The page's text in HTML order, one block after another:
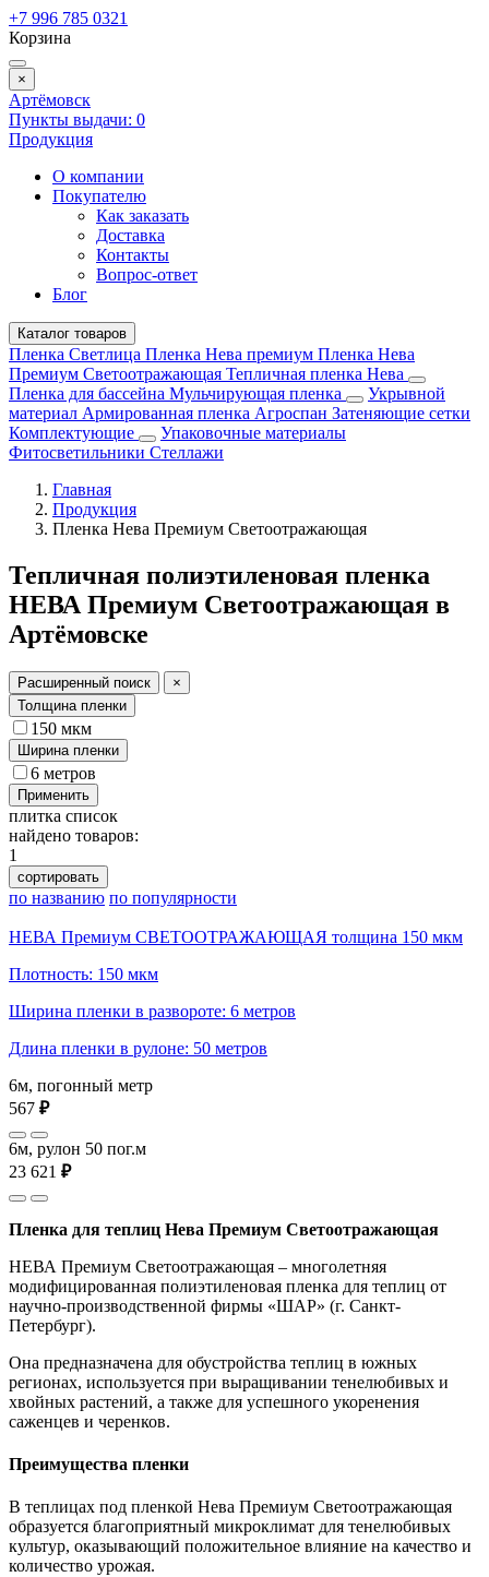
+7 996 785 0321
Корзина
×
Артёмовск
Пункты выдачи: 0
Продукция
О компании
Покупателю
Как заказать
Доставка
Контакты
Вопрос-ответ
Блог
Каталог товаров
Пленка Светлица Пленка Нева премиум Пленка Нева
Премиум Светоотражающая Тепличная пленка Нева
Пленка для бассейна Мульчирующая пленка
Укрывной
материал Армированная пленка Агроспан Затеняющие сетки
Комплектующие
Упаковочные материалы
Фитосветильники Стеллажи
Главная
Продукция
Пленка Нева Премиум Светоотражающая
Тепличная полиэтиленовая пленка
НЕВА Премиум Светоотражающая в
Артёмовске
Расширенный поиск
×
Толщина пленки
150 мкм
Ширина пленки
6 метров
Применить
плитка список
найдено товаров:
1
сортировать
по названию по популярности
НЕВА Премиум СВЕТООТРАЖАЮЩАЯ толщина 150 мкм
Плотность: 150 мкм
Ширина пленки в развороте: 6 метров
Длина пленки в рулоне: 50 метров
6м, погонный метр
567 ₽
6м, рулон 50 пог.м
23 621 ₽
Пленка для теплиц Нева Премиум Светоотражающая
НЕВА Премиум Светоотражающая – многолетняя
модифицированная полиэтиленовая пленка для теплиц от
научно-производственной фирмы «ШАР» (г. Санкт-
Петербург).
Она предназначена для обустройства теплиц в южных
регионах, используется при выращивании тенелюбивых и
хвойных растений, а также для успешного укоренения
саженцев и черенков.
Преимущества пленки
В теплицах под пленкой Нева Премиум Светоотражающая
образуется благоприятный микроклимат для тенелюбивых
культур, оказывающий положительное влияние на качество и
количество урожая.